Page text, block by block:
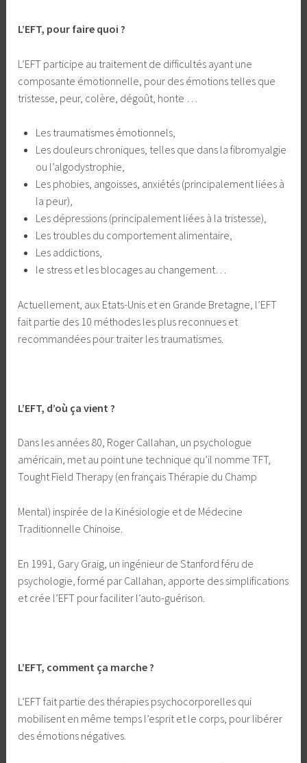
L’EFT, pour faire quoi ?
L’EFT participe au traitement de difficultés ayant une
composante émotionnelle, pour des émotions telles que
tristesse, peur, colère, dégoût, honte …
Les traumatismes émotionnels,
Les douleurs chroniques, telles que dans la fibromyalgie
ou l’algodystrophie,
Les phobies, angoisses, anxiétés (principalement liées à
la peur),
Les dépressions (principalement liées à la tristesse),
Les troubles du comportement alimentaire,
Les addictions,
le stress et les blocages au changement…
Actuellement, aux Etats-Unis et en Grande Bretagne, l’EFT
fait partie des 10 méthodes les plus reconnues et
recommandées pour traiter les traumatismes.
L’EFT, d’où ça vient ?
Dans les années 80, Roger Callahan, un psychologue
américain, met au point une technique qu’il nomme TFT,
Tought Field Therapy (en français Thérapie du Champ
Mental) inspirée de la Kinésiologie et de Médecine
Traditionnelle Chinoise.
En 1991, Gary Graig, un ingénieur de Stanford féru de
psychologie, formé par Callahan, apporte des simplifications
et crée l’EFT pour faciliter l’auto-guérison.
L’EFT, comment ça marche ?
L’EFT fait partie des thérapies psychocorporelles qui
mobilisent en même temps l’esprit et le corps, pour libérer
des émotions négatives.